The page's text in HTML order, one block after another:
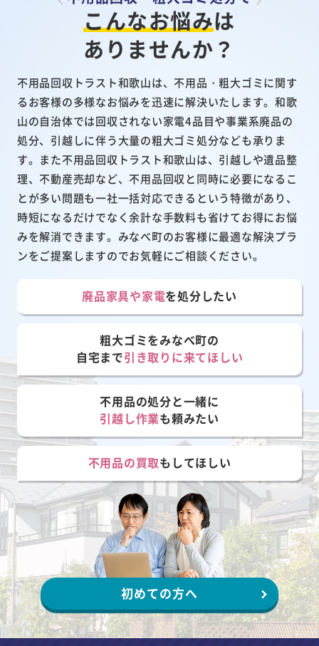
こんなお悩みは
ありませんか？
不用品回収トラスト和歌山は、不用品・粗大ゴミに関す
るお客様の多様なお悩みを迅速に解決いたします。和歌
山の自治体では回収されない家電4品目や事業系廃品の
処分、引越しに伴う大量の粗大ゴミ処分なども承りま
す。また不用品回収トラスト和歌山は、引越しや遺品整
理、不動産売却など、不用品回収と同時に必要になるこ
とが多い問題も一社一括対応できるという特徴があり、
時短になるだけでなく余計な手数料も省けてお得にお悩
みを解消できます。みなべ町のお客様に最適な解決プラ
ンをご提案しますのでお気軽にご相談ください。
廃品家具や家電を処分したい
粗大ゴミをみなべ町の
自宅まで引き取りに来てほしい
不用品の処分と一緒に
引越し作業も頼みたい
不用品の買取もしてほしい
初めての方へ